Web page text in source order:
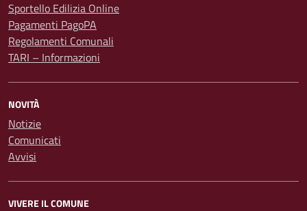
Sportello Edilizia Online
Pagamenti PagoPA
Regolamenti Comunali
TARI – Informazioni
NOVITÀ
Notizie
Comunicati
Avvisi
VIVERE IL COMUNE